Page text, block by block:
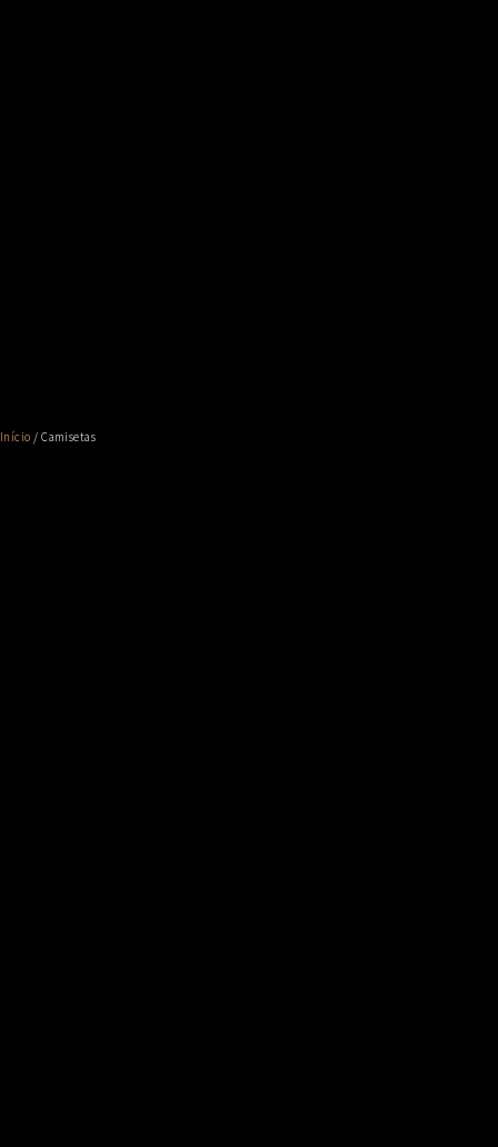
Início / Camisetas